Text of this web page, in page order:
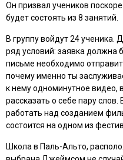
Он призвал учеников
будет состоять из 8 занятий.
В группу войдут 24 ученика.
ряд условий: заявка должна
письме необходимо
почему именно ты
к нему одноминутное видео,
рассказать о себе пару
работать над созданием
состоится на одном из
Школа в Паль-Альто,